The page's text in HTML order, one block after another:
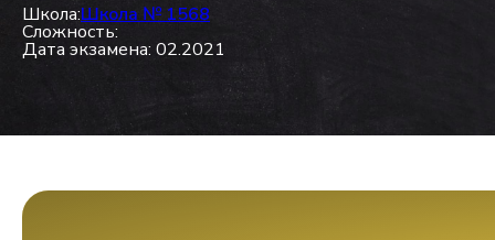
Школа:Школа № 1568
Сложность:
Дата экзамена: 02.2021